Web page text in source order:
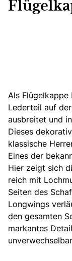
Als
Lederteil auf
ausbreitet und
Dieses
klassische
Eines der
Hier zeigt sich
reich mit
Seiten des
Longwings
den gesamten
markantes